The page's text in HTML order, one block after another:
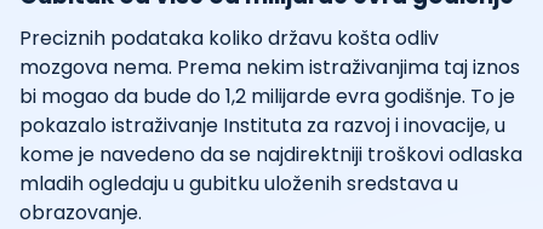
Preciznih podataka koliko državu košta odliv
mozgova nema. Prema nekim istraživanjima taj iznos
bi mogao da bude do 1,2 milijarde evra godišnje. To je
pokazalo istraživanje Instituta za razvoj i inovacije, u
kome je navedeno da se najdirektniji troškovi odlaska
mladih ogledaju u gubitku uloženih sredstava u
obrazovanje.